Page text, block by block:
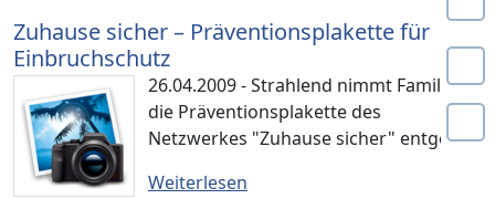
Zuhause sicher – Präventionsplakette für
Einbruchschutz
26.04.2009 - Strahlend nimmt Familie S.
die Präventionsplakette des
Netzwerkes "Zuhause sicher" entgegen
Weiterlesen